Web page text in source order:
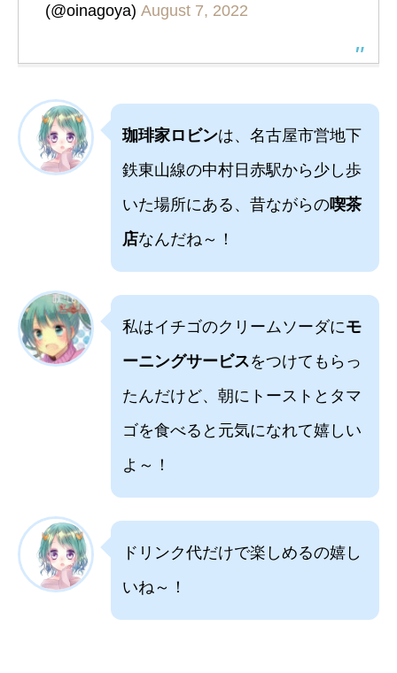
(@oinagoya) August 7, 2022
珈琲家ロビンは、名古屋市営地下
鉄東山線の中村日赤駅から少し歩
いた場所にある、昔ながらの喫茶
店なんだね～！
私はイチゴのクリームソーダにモ
ーニングサービスをつけてもらっ
たんだけど、朝にトーストとタマ
ゴを食べると元気になれて嬉しい
よ～！
ドリンク代だけで楽しめるの嬉し
いね～！